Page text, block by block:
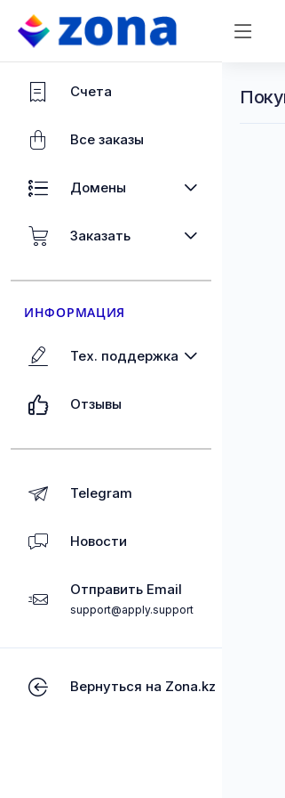
Счета
Все заказы
Домены
Заказать
ИНФОРМАЦИЯ
Тех. поддержка
Отзывы
Telegram
Новости
Отправить Email
support@apply.support
Вернуться на Zona.kz